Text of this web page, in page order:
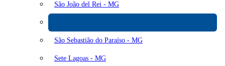
São João del Rei - MG
São Sebastião do Paraíso - MG
Sete Lagoas - MG